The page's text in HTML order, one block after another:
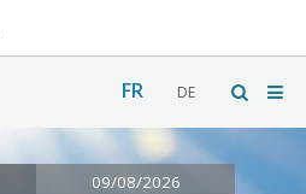
FR DE
09/08/2026